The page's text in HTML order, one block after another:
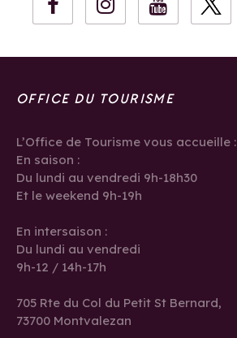
OFFICE DU TOURISME
L’Office de Tourisme vous accueille :
En saison :
Du lundi au vendredi 9h-18h30
Et le weekend 9h-19h
En intersaison :
Du lundi au vendredi
9h-12 / 14h-17h
705 Rte du Col du Petit St Bernard,
73700 Montvalezan